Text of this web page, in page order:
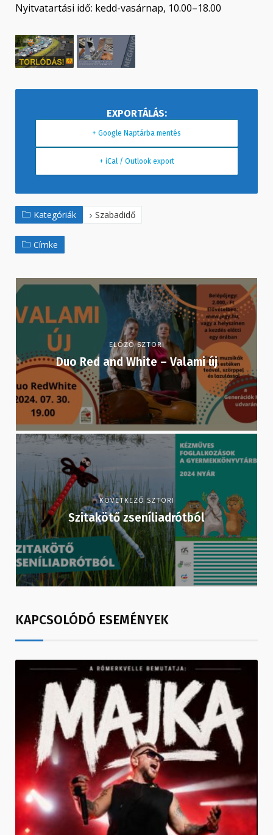
Nyitvatartási idő: kedd-vasárnap, 10.00–18.00
+ Google Naptárba mentés
+ iCal / Outlook export
Kategóriák Szabadidő
Címke
ELŐZŐ SZTORI
Duo Red and White – Valami új
KÖVETKEZŐ SZTORI
Szitakötő zseníliadrótból
KAPCSOLÓDÓ ESEMÉNYEK